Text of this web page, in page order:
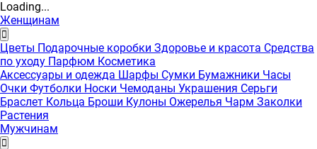
Loading...
Женщинам
Цветы Подарочные коробки Здоровье и красота Средства
по уходу Парфюм Косметика
Аксессуары и одежда Шарфы Сумки Бумажники Часы
Очки Футболки Носки Чемоданы Украшения Серьги
Браслет Кольца Броши Кулоны Ожерелья Чарм Заколки
Растения
Мужчинам